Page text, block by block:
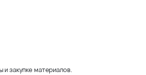
закупке материалов.